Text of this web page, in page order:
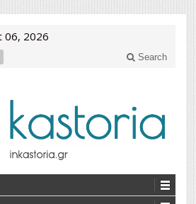
06, 2026
Search